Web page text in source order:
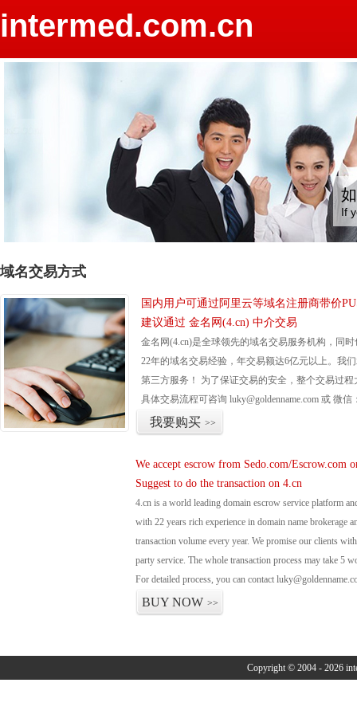
intermed.com.cn
If
域名交易方式
国内用户可通过阿里云等域名注册商带价
建议通过 金名网(4.cn) 中介交易
金名网(4.cn)是全球领先的域名交易服务机构，同
22年的域名交易经验，年交易额达6亿元以上。我
第三方服务！ 为了保证交易的安全，整个交易过
具体交易流程可咨询 luky@goldenname.com 或 微信
我要购买 >>
We accept escrow from Sedo.com/Escrow.com
Suggest to do the transaction on 4.cn
4.cn is a world leading domain escrow service platform
with 22 years rich experience in domain name brokerage
transaction volume every year. We promise our clients
party service. The whole transaction process may take 5
For detailed process, you can contact
BUY NOW >>
Copyright © 2004 - 2026